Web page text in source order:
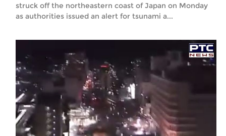
struck off the northeastern coast of Japan on Monday
as authorities issued an alert for tsunami a...